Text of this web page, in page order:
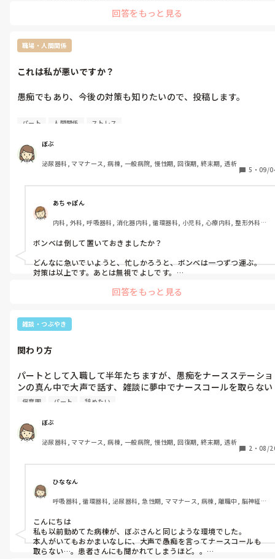
意見してもまたそれに対抗するかのようにワーッと言われるし、
合ってないならそれまでで、辞めたらいいけど、お金とかの条件
が良い。それで割り切りたいけど、割り切れなくなってきた。
愚痴です。4年目転職1つめ、子持ち、パートです。
います。
お金に変えている」わけなので、嫌な気持ちが多くなれば私生活に
しちゃいます。
回答をもっと見る
職場・人間関係
これは私が悪いですか？
愚痴でもあり、今後の対策も知りたいので、投稿します。
勤め先が透析病院のため、朝の時間は透析出しでバタバタです。
んの身体的処置(褥瘡のケア、陰部洗浄、口腔ケアなど)をしま
す。
私はパートのため、やれることはやろうと、処置の多い患者さん
その忙しい時間にも関わらず、廊下ではナース同士の雑談が行わ
れています。その横を汗だくで通る自分や自分のようなパート勤
務の同僚、、、。
またある日、同室の患者さんで、酸素ボンベを使う方が2人居ま
私は『同室に行くし、２つ持って行った方が効率がよいな』、と
思い二つの酸素ボンベとボンベケースを持って部屋に行きまし
た。
4人室の2・4ベットに酸素ボンベが必要だったので、とりあえず
た。もう1つは持って2ベッドへ向かうと、2ベッド近くにいたA
んが「何で酸素ボンベ足元に置いたの？危ないでしょ？」
ました。取り付けるのに不自由なので』
その後もAさんは「いや、だから危ないでしょ？当たったらどう
するの？」と言います。
『すみません、でも見たらわかるかなと思いますし、重いです
を出て廊下にいた別の看護師に私の方を指差しつつ、見つつ何か
を言っています。
り付けて、では？
私の返しがイラッとしたのでしょうが、朝の忙しい時間を切り抜
け、患者さんを透析へ送り出した方がその後の業務が進むと思い
ます。
返し方も少し可愛げなかったとは思います。ただAさんには挨拶
を無視される、理不尽な怒られ方を日頃しています。
パート 人間関係 ストレス
ぼぶ
泌尿器科, ママナース, 病棟, 一般病院, 慢性期, 回復期, 終末期, 透析
5 ・ 09/
あちゃぽん
内科, 外科, 呼吸器科, 消化器内科, 循環器科, 小児科, 心療内科, 整形外科,
急科, 超急性期, ICU, CCU, HCU, その他の科, ママナース, 外来, 神経内科,
脳神経外科, NICU, 消化器外科, 一般病院, 慢性期, 回復期, 終末期, オペ室,
ボンベは倒して置いておきましたか？
どんなに急いでいようと、忙しかろうと、ボンベは一つずつ運ぶ。
対策は以上です。あとは無視でよしです。
そんなことで、そういう態度は無視でよし！
とわたしの思った対策です。
れたら、Aさんはクソ人間！！と思って対応です。
回答をもっと見る
雑談・つぶやき
関わり方
パートとして入職して半年たちますが、愚痴をナースステーショ
ンの真ん中で大声で話す、雑談に夢中でナースコールを取らない
看護師が大半です。
て再度話しかけても無視、何なら手で振り払うような仕草まで。
関わらなければよい、気にしない方がいいのは重々わかります
が、仕事自体がやりにくいです。
相談したくてもできない、報告しても聞くだけ。まぁ重要じゃな
いと思ってるんでしょう。
辞めて次の職場を探すか、迷っていますが、託児所もあり、その
人ら数人のために辞めるのは…と思っています。
みなさんならどうされますか。
管理職に話をしますか？
保育園 パート 辞めたい
ぼぶ
泌尿器科, ママナース, 病棟, 一般病院, 慢性期, 回復期, 終末期, 透析
2 ・ 08/
ひななん
呼吸器科, 循環器科, 泌尿器科, 急性期, ママナース, 病棟, 離職中, 脳神経外
こんにちは
私も以前勤めてた病棟が、ぼぶさんと同じような環境でした。
本人がいてもおかまいなしに、大声で愚痴を言ってナースコールも
取らない…。患者さんにも聞かれてしまうほど。。